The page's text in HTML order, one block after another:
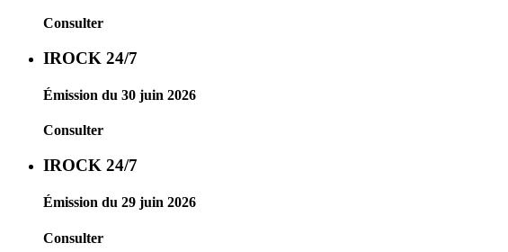
Consulter
IROCK 24/7
Émission du 30 juin 2026
Consulter
IROCK 24/7
Émission du 29 juin 2026
Consulter